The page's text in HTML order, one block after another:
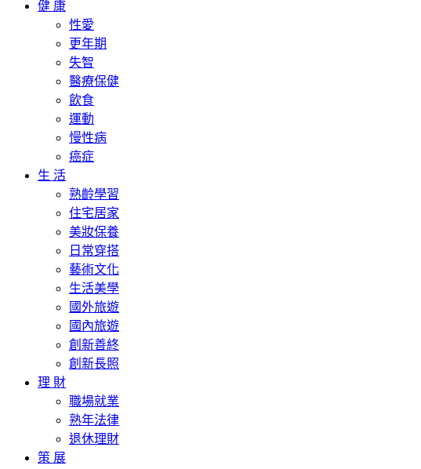
健 康
性愛
更年期
失智
醫療保健
飲食
運動
慢性病
癌症
生 活
熟齡學習
住宅居家
美妝保養
日常穿搭
藝術文化
生活美學
國外旅遊
國內旅遊
創新善終
創新長照
理 財
職場就業
熟年法律
退休理財
策 展